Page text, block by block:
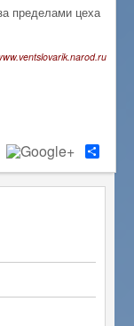
пределами цеха
S
h
a
r